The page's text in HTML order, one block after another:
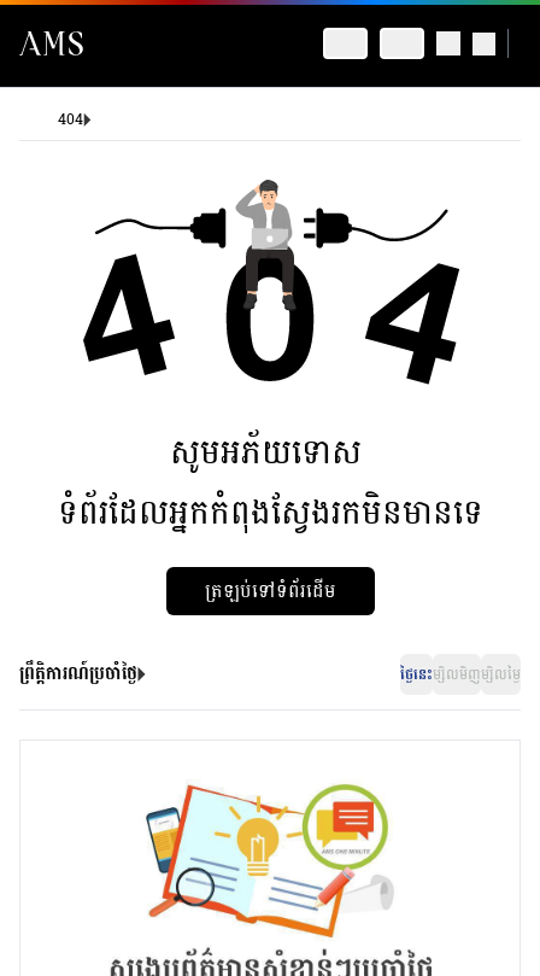
404
សូមអភ័យទោស
ទំព័រដែលអ្នកកំពុងស្វែងរកមិនមានទេ
ត្រឡប់ទៅទំព័រដើម
ព្រឹត្តិការណ៍ប្រចាំថ្ងៃ ថ្ងៃនេះម្សិលមិញម្សិលម្ងៃ